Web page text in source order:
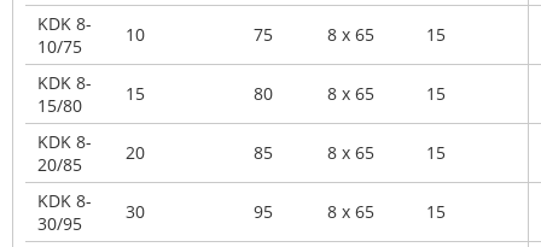
KDK 8-
10/75
10 75 8 x 65 15
KDK 8-
15/80
15 80 8 x 65 15
KDK 8-
20/85
20 85 8 x 65 15
KDK 8-
30/95
30 95 8 x 65 15